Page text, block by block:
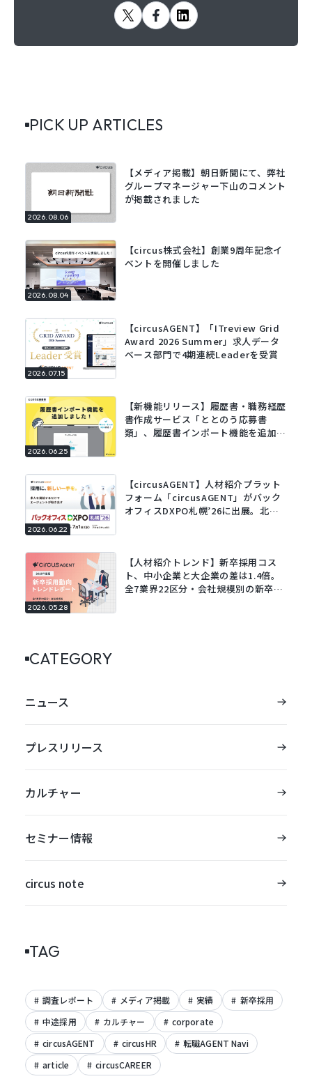
PICK UP ARTICLES
2026.08.06
【メディア掲載】朝日新聞にて、弊社
グループマネージャー下山のコメント
が掲載されました
2026.08.04
【circus株式会社】創業9周年記念イ
ベントを開催しました
2026.07.15
【circusAGENT】「ITreview Grid
Award 2026 Summer」求人データ
ベース部門で4期連続Leaderを受賞
2026.06.25
【新機能リリース】履歴書・職務経歴
書作成サービス「ととのう応募書
類」、履歴書インポート機能を追加。
2026.06.22
【circusAGENT】人材紹介プラット
フォーム「circusAGENT」がバック
オフィスDXPO札幌’26に出展。北海
2026.05.28
【人材紹介トレンド】新卒採用コス
ト、中小企業と大企業の差は1.4倍。
全7業界22区分・会社規模別の新卒採
CATEGORY
ニュース
プレスリリース
カルチャー
セミナー情報
circus note
TAG
調査レポート メディア掲載 実績
新卒採用
中途採用
カルチャー
corporate
circusAGENT
circusHR
転職AGENT Navi
article
circusCAREER